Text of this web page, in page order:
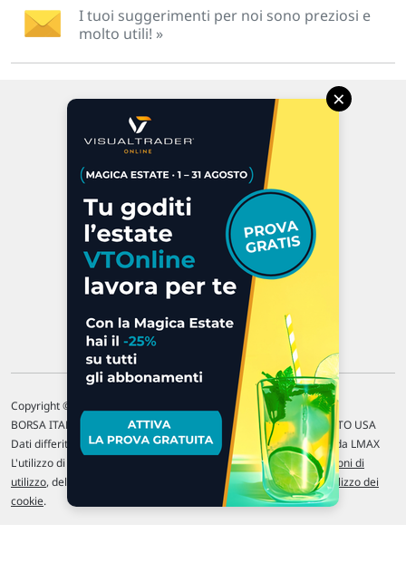
I tuoi suggerimenti per noi sono preziosi e
molto utili! »
Via Macanno, 38/A
P.IVA 02 452 460 401
Chi siamo
Commenti e segnalazioni
Contattaci
Copyright © 1996-2026 Traderlink Italia s.r.l.
BORSA ITALIANA Quotazioni di borsa differite di 15 min. / MERCATO USA
Dati differiti di 15 min. (fonte Intrinio) / FOREX Quotazioni fornite da LMAX
L'utilizzo di questo sito implica l'accettazione delle nostreCondizioni di
utilizzo, del Politiche sulla privacye dell'Utilizzo dei
cookie.
×